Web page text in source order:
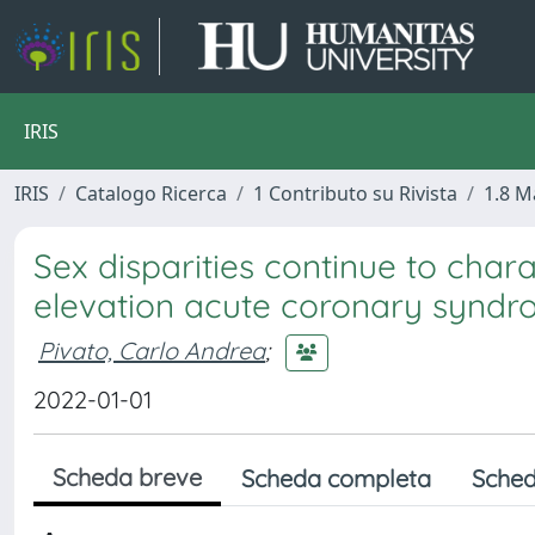
IRIS
IRIS Catalogo Ricerca 1 Contributo su Rivista 1.8
Sex disparities continue to
elevation acute coronary
Pivato, Carlo Andrea;
2022-01-01
Scheda breve Scheda completa